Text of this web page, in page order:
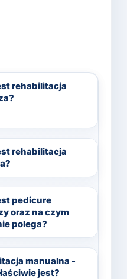
rehabilitacja
rehabilitacja
pedicure
oraz na czym
polega?
manualna -
jest?